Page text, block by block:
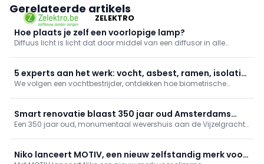
ZELEKTRO
Gerelateerde artikels
Hoe plaats je zelf een voorlopige lamp?
Diffuus licht is licht dat door middel van een diffusor in alle
5 experts aan het werk: vocht, asbest, ramen, isolatie
en biometrie
We volgen een vochtbestrijder, ontdekken hoe biometrische
gaan we mee met een asbestdeskundige.
Smart renovatie blaast 350 jaar oud Amsterdams
wevershuis nieuw leven in
Een 350 jaar oud, monumentaal wevershuis aan de Vijzelgracht
interieur. Gira-technologie (KNX, tastsensor 4.55, E2, System 106)
biedt discreet comfort en centrale bediening.
Niko lanceert MOTIV, een nieuw zelfstandig merk voor